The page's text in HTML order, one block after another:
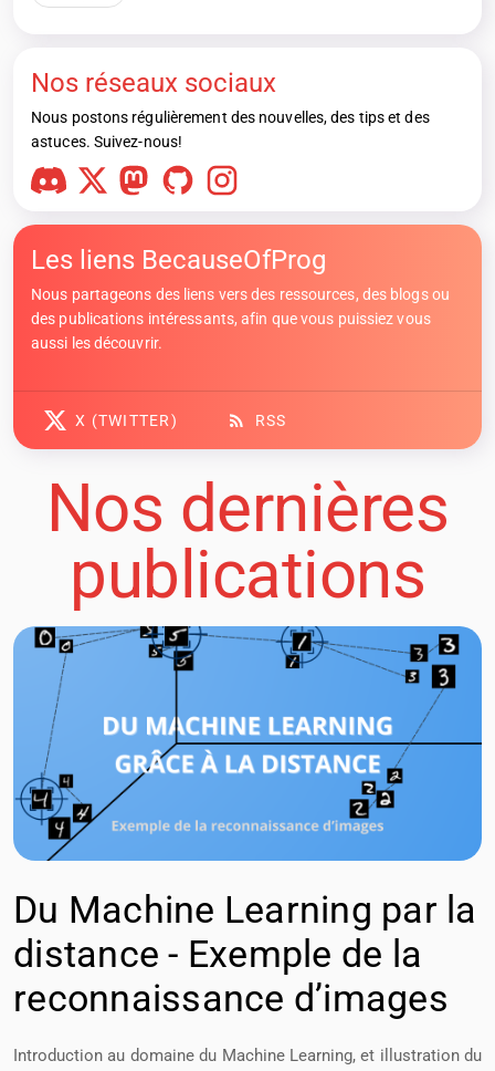
Nos réseaux sociaux
Nous postons régulièrement des nouvelles, des tips et des
astuces. Suivez-nous!
Les liens BecauseOfProg
Nous partageons des liens vers des ressources, des blogs ou
des publications intéressants, afin que vous puissiez vous
aussi les découvrir.
X (TWITTER) RSS
Nos dernières
publications
Du Machine Learning par la
distance - Exemple de la
reconnaissance d’images
Introduction au domaine du Machine Learning, et illustration du